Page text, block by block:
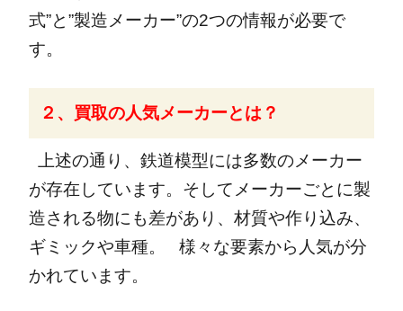
式”と”製造メーカー”の2つの情報が必要で
す。
２、買取の人気メーカーとは？
上述の通り、鉄道模型には多数のメーカー
が存在しています。 そしてメーカーごとに製
造される物にも差があり、材質や作り込み、
ギミックや車種。
様々な要素から人気が分
かれています。